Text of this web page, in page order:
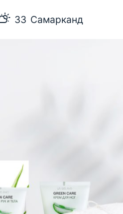
33 Самарканд